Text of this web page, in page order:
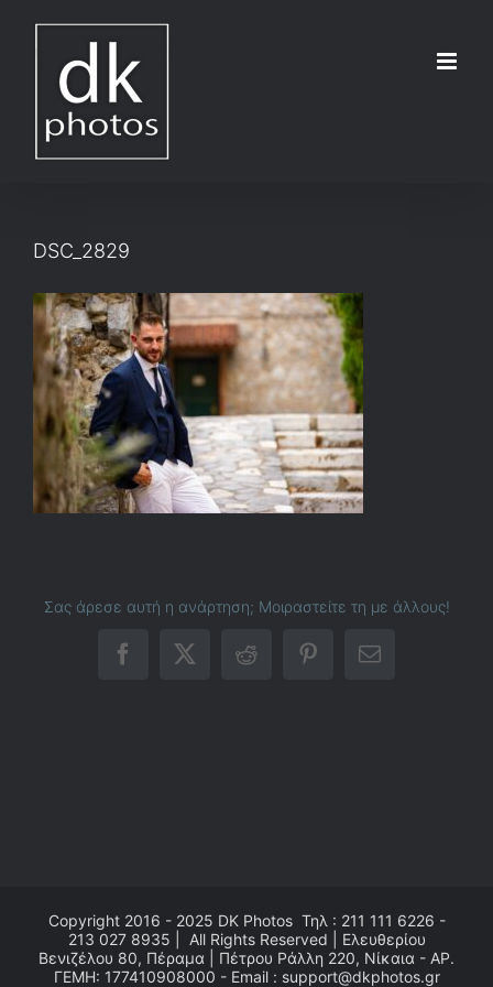
DSC_2829
Σας άρεσε αυτή η ανάρτηση; Μοιραστείτε τη με άλλους!
Facebook
X RedditPinterestEmail
Copyright 2016 - 2025 DK PhotosΤηλ : 211 111 6226 -
213 027 8935 | All Rights Reserved | Ελευθερίου
Βενιζέλου 80, Πέραμα | Πέτρου Ράλλη 220, Νίκαια - ΑΡ.
ΓΕΜΗ: 177410908000 - Email : support@dkphotos.gr